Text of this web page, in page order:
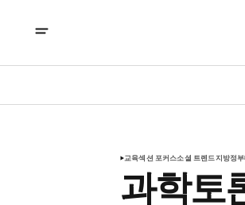
교육섹션 포커스소셜 트렌드지방정부
과학토